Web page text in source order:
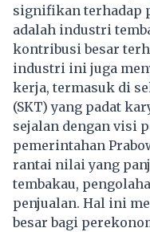
signifikan terhadap
adalah industri
kontribusi besar
industri ini juga
kerja, termasuk di
(SKT) yang padat
sejalan dengan visi
pemerintahan
rantai nilai yang
tembakau,
penjualan. Hal ini
besar bagi